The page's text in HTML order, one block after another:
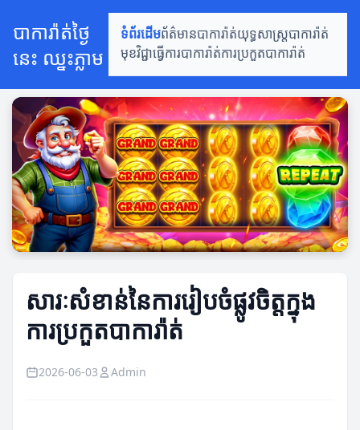
បាការ៉ាត់ថ្ងៃ
នេះ ឈ្នះភ្លាម
ទំព័រដើមព័ត៌មានបាការ៉ាត់យុទ្ធសាស្ត្របាការ៉ាត់
មុខវិជ្ជាធ្វើការបាការ៉ាត់ការប្រកួតបាការ៉ាត់
សារៈសំខាន់នៃការរៀបចំផ្លូវចិត្តក្នុង
ការប្រកួតបាការ៉ាត់
2026-06-03 Admin